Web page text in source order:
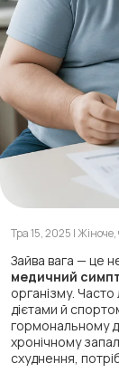
Тра 15, 2025 | Жіноче,
Зайва вага — це
медичний
організму.
дієтами й
гормональному
хронічному
схуднення,